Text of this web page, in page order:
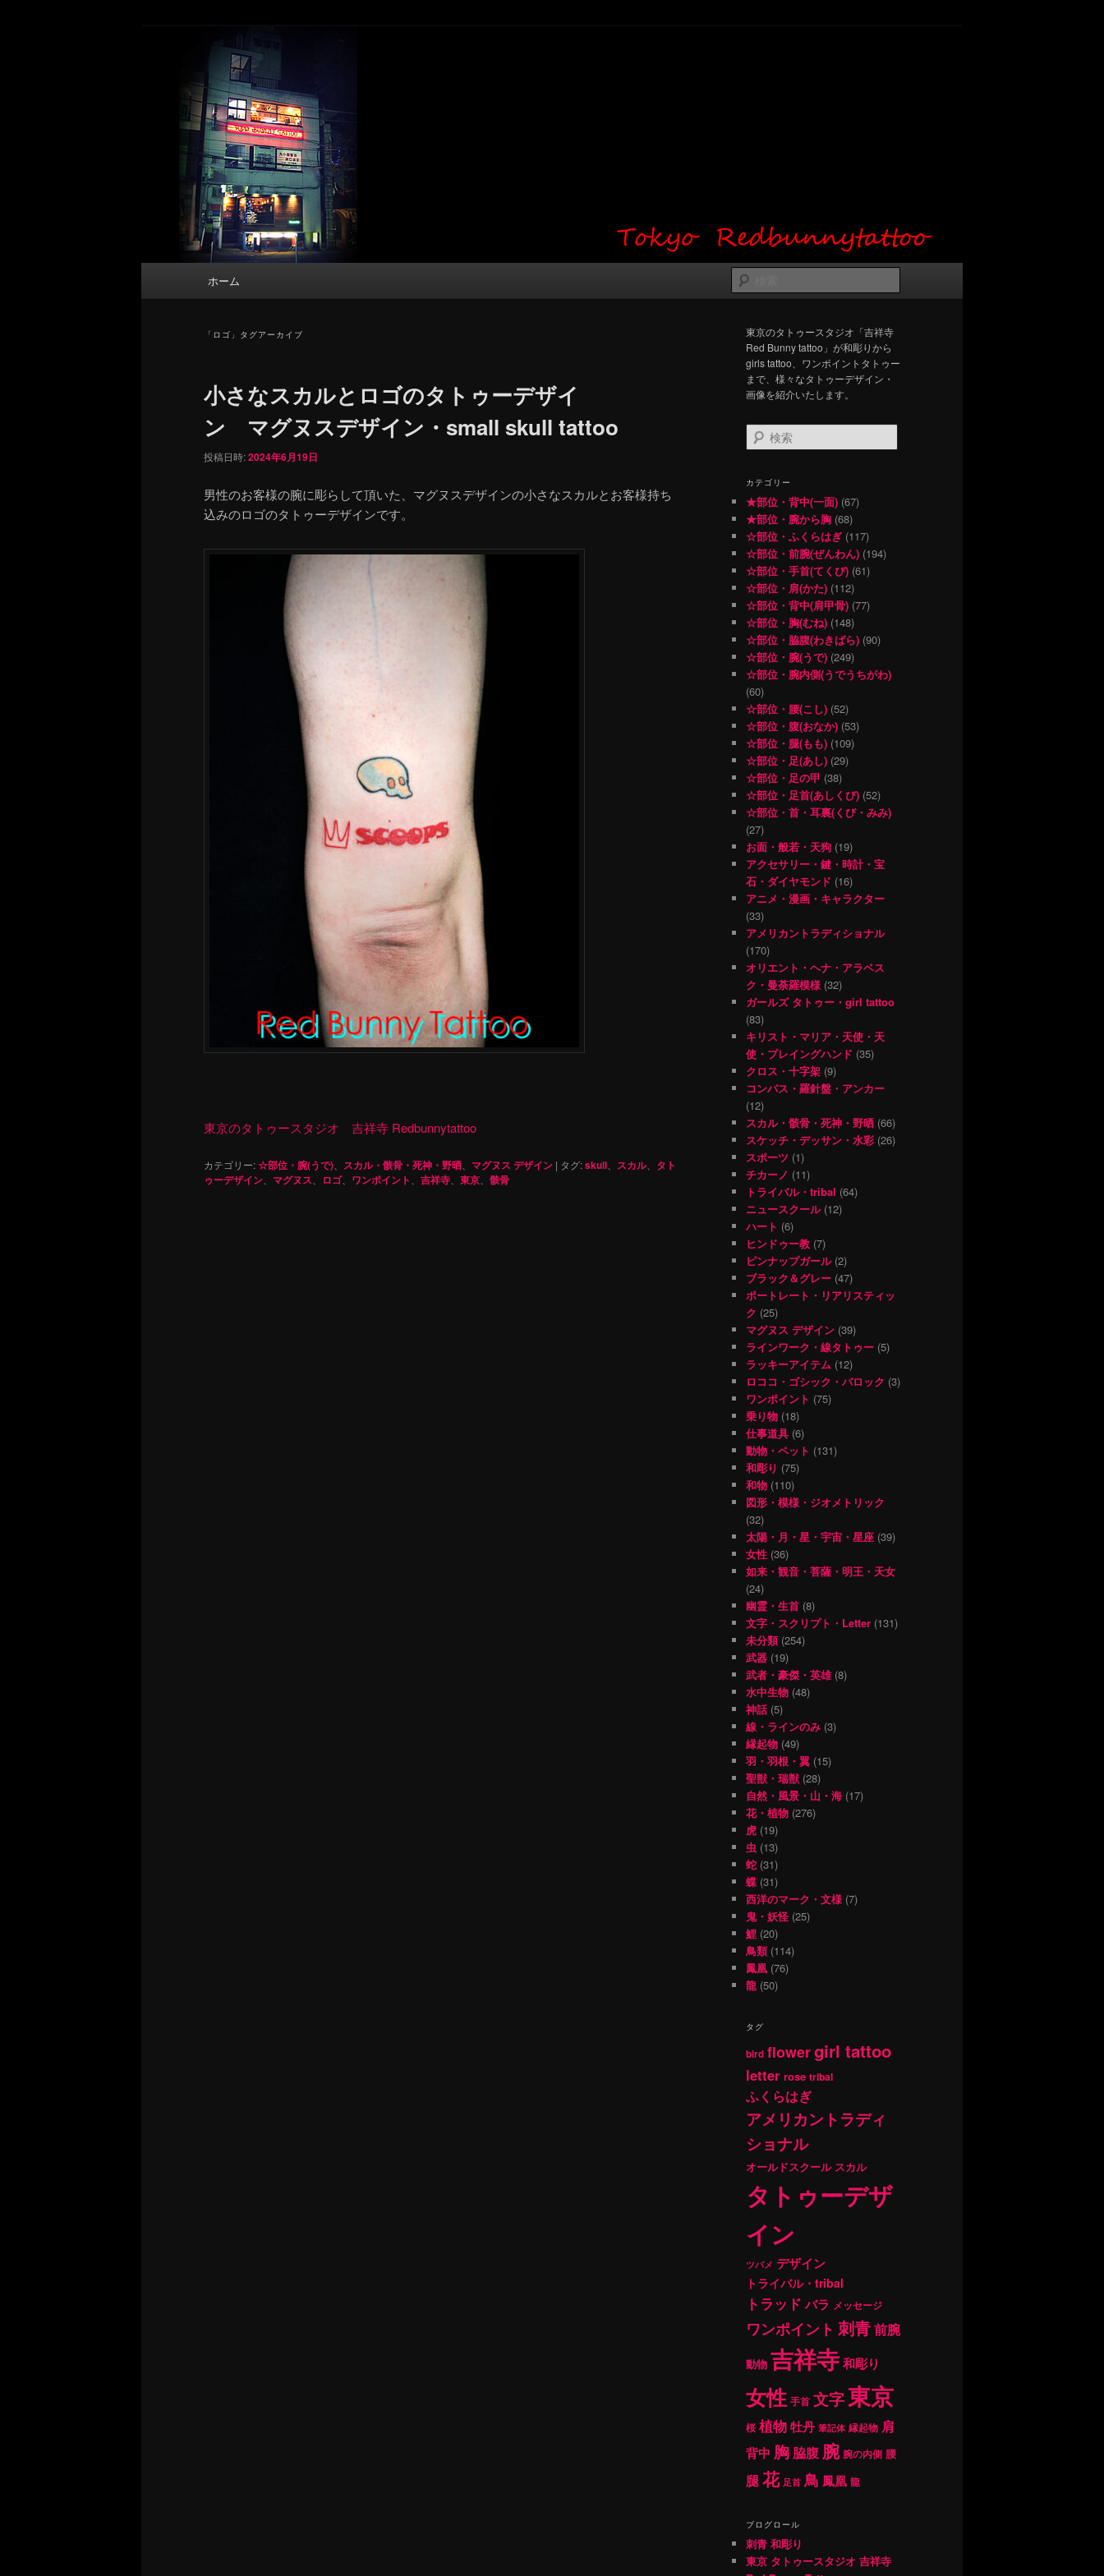
東京 タトゥースタジオ 吉祥寺 Red Bunny
Tattoo タトゥーデザイン・タトゥー画像
タトゥーデザイン・画像の紹介（和彫り・ワンポイント・girl tattoo）
索
ホーム
「 ロゴ 」タグアーカイブ
小さなスカルとロゴのタトゥーデザイ
ン マグヌスデザイン・small skull tattoo
投稿日時:2024年6月19日
男性のお客様の腕に彫らして頂いた、マグヌスデザインの小さなスカルとお客様持ち
込みのロゴのタトゥーデザインです。
東京のタトゥースタジオ 吉祥寺 Redbunnytattoo
カテゴリー:☆部位・腕(うで) スカル・骸骨・死神・野晒 マグヌス デザイン | タグ:skull スカル、 タト
ゥーデザイン
マグヌス ロゴ、 ワンポイント 吉祥寺 東京 骸骨
東京のタトゥースタジオ「吉祥寺
Red Bunny tattoo」が和彫りから
girls tattoo、ワンポイントタトゥー
まで、様々なタトゥーデザイン・
画像を紹介いたします。
検
索
カテゴリー
★部位・背中(一面) (67)
★部位・腕から胸 (68)
☆部位・ふくらはぎ (117)
☆部位・前腕(ぜんわん) (194)
☆部位・手首(てくび) (61)
☆部位・肩(かた) (112)
☆部位・背中(肩甲骨) (77)
☆部位・胸(むね) (148)
☆部位・脇腹(わきばら) (90)
☆部位・腕(うで) (249)
☆部位・腕内側(うでうちがわ)
(60)
☆部位・腰(こし) (52)
☆部位・腹(おなか) (53)
☆部位・腿(もも) (109)
☆部位・足(あし) (29)
☆部位・足の甲 (38)
☆部位・足首(あしくび) (52)
☆部位・首・耳裏(くび・みみ)
(27)
お面・般若・天狗 (19)
アクセサリー・鍵・時計・宝
石・ダイヤモンド (16)
アニメ・漫画・キャラクター
(33)
アメリカントラディショナル
(170)
オリエント・ヘナ・アラベス
ク・曼荼羅模様 (32)
ガールズ タトゥー・girl tattoo
(83)
キリスト・マリア・天使・天
使・プレイングハンド (35)
クロス・十字架 (9)
コンパス・羅針盤・アンカー
(12)
スカル・骸骨・死神・野晒 (66)
スケッチ・デッサン・水彩 (26)
スポーツ (1)
チカーノ (11)
トライバル・tribal (64)
ニュースクール(12)
ハート (6)
ヒンドゥー教 (7)
ピンナップガール(2)
ブラック＆グレー (47)
ポートレート・リアリスティッ
ク (25)
マグヌス デザイン (39)
ラインワーク・線タトゥー (5)
ラッキーアイテム (12)
ロココ・ゴシック・バロック (3)
ワンポイント (75)
乗り物 (18)
仕事道具 (6)
動物・ペット (131)
和彫り (75)
和物 (110)
図形・模様・ジオメトリック
(32)
太陽・月・星・宇宙・星座 (39)
女性 (36)
如来・観音・菩薩・明王・天女
(24)
幽霊・生首 (8)
文字・スクリプト・Letter (131)
未分類(254)
武器 (19)
武者・豪傑・英雄(8)
水中生物 (48)
神話 (5)
線・ラインのみ (3)
縁起物 (49)
羽・羽根・翼 (15)
聖獣・瑞獣 (28)
自然・風景・山・海 (17)
花・植物 (276)
虎 (19)
虫 (13)
蛇 (31)
蝶 (31)
西洋のマーク・文様 (7)
鬼・妖怪 (25)
鯉 (20)
鳥類(114)
鳳凰 (76)
龍 (50)
タグ
bird flowergirl tattoo
letter rose tribal
ふくらはぎ
アメリカントラディ
ショナル
オールドスクール スカル
タトゥーデザ
イン
ツバメ デザイン
トライバル・tribal
トラッド バラ メッセージ
ワンポイント 刺青前腕
動物 吉祥寺和彫り
女性 手首 文字東京
桜 植物牡丹 筆記体 縁起物 肩
背中 胸 脇腹 腕 腕の内側 腰
腿花 足首 鳥 鳳凰 龍
ブログロール
刺青 和彫り
東京 タトゥースタジオ 吉祥寺